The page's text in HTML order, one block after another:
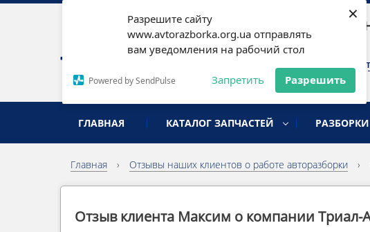
Разрешите сайту
www.avtorazborka.org.ua отправлять
вам уведомления на рабочий стол
Powered by SendPulse Запретить Разрешить
×
разборка иномарок
Наши
Письмо
ГЛАВНАЯ КАТАЛОГ ЗАПЧАСТЕЙ
Главная › Отзывы наших клиентов о работе авторазборки ›
Отзыв клиента Максим о компании Триал-